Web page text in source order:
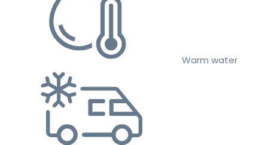
Warm water